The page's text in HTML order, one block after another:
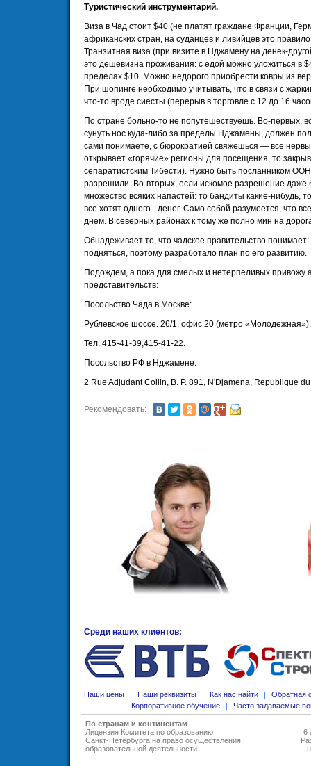
Туристический инструментарий.
Виза в Чад стоит $40 (не платят граждане Франции,
африканских стран, на суданцев и ливийцев это
Транзитная виза (при визите в Нджамену на денек-
это дешевизна проживания: с едой можно уложиться в
пределах $10. Можно недорого приобрести ковры из
При шопинге необходимо учитывать, что в связи с
что-то вроде сиесты (перерыв в торговле с 12 до 16
По стране больно-то не попутешествуешь. Во-первых,
сунуть нос куда-либо за пределы Нджамены, должен
сами понимаете, с бюрократией свяжешься — все
открывает «горячие» регионы для посещения, то
сепаратистским Тибести). Нужно быть посланником
разрешили. Во-вторых, если искомое разрешение даже
множество всяких напастей: то бандиты какие-
все хотят одного - денег. Само собой разумеется, что
днем. В северных районах к тому же полно мин на
Обнадеживает то, что чадское правительство
подняться, поэтому разработало план по его развитию.
Подождем, а пока для смелых и нетерпеливых привожу
представительств:
Посольство Чада в Москве:
Рублевское шоссе. 26/1, офис 20 (метро «Молодежная»).
Тел. 415-41-39,415-41-22.
Посольство РФ в Нджамене:
2 Rue Adjudant Collin, В. P. 891, N'Djamena, Republique
Рекомендовать:
Среди наших клиентов:
Наши цены | Наши реквизиты | Как нас найти |
Обратная
Корпоративное обучение
| Часто задаваемые
По странам и континентам
Лицензия Комитета по образованию
Санкт-Петербурга на право осуществления
образовательной деятельности
6